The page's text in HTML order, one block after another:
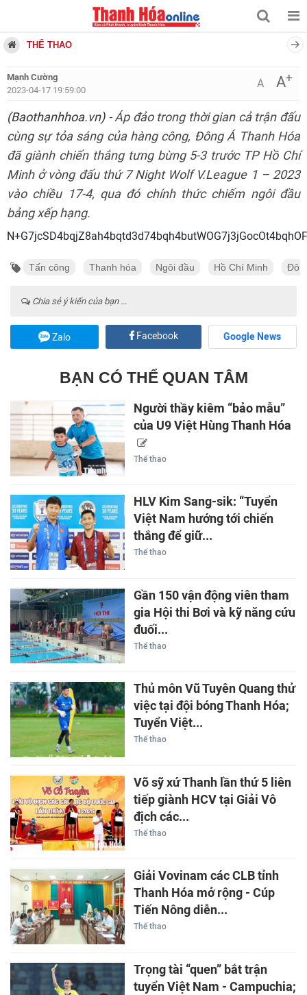
THỂ THAO
Mạnh Cường
2023-04-17 19:59:00
A A+
(Baothanhhoa.vn)- Áp đảo trong thời gian cả trận đấu
cùng sự tỏa sáng của hàng công, Đông Á Thanh Hóa
đã giành chiến thắng tưng bừng 5-3 trước TP Hồ Chí
Minh ở vòng đấu thứ 7 Night Wolf V.League 1 – 2023
vào chiều 17-4, qua đó chính thức chiếm ngôi đầu
bảng xếp hạng.
Tấn công Thanh hóa Ngôi đầu Hồ Chí Minh
Chia sẻ ý kiến của bạn ...
Zalo Facebook Google News
BẠN CÓ THỂ QUAN TÂM
Người thầy kiêm “bảo mẫu”
của U9 Việt Hùng Thanh Hóa
Thể thao
HLV Kim Sang-sik: “Tuyển
Việt Nam hướng tới chiến
thắng để giữ...
Thể thao
Gần 150 vận động viên tham
gia Hội thi Bơi và kỹ năng cứu
đuối...
Thể thao
Thủ môn Vũ Tuyên Quang thử
việc tại đội bóng Thanh Hóa;
Tuyển Việt...
Thể thao
Võ sỹ xứ Thanh lần thứ 5 liên
tiếp giành HCV tại Giải Vô
địch các...
Thể thao
Giải Vovinam các CLB tỉnh
Thanh Hóa mở rộng - Cúp
Tiến Nông diễn...
Thể thao
Trọng tài “quen” bắt trận
tuyển Việt Nam - Campuchia;